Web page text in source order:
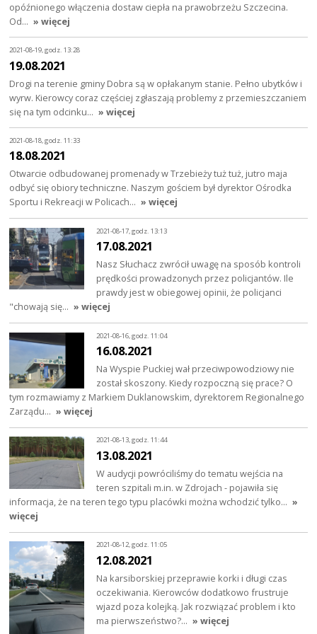
opóźnionego włączenia dostaw ciepła na prawobrzeżu Szczecina.
Od… » więcej
2021-08-19, godz. 13:28
19.08.2021
Drogi na terenie gminy Dobra są w opłakanym stanie. Pełno ubytków i
wyrw. Kierowcy coraz częściej zgłaszają problemy z przemieszczaniem
się na tym odcinku… » więcej
2021-08-18, godz. 11:33
18.08.2021
Otwarcie odbudowanej promenady w Trzebieży tuż tuż, jutro maja
odbyć się obiory techniczne. Naszym gościem był dyrektor Ośrodka
Sportu i Rekreacji w Policach… » więcej
2021-08-17, godz. 13:13
17.08.2021
Nasz Słuchacz zwrócił uwagę na sposób kontroli
prędkości prowadzonych przez policjantów. Ile
prawdy jest w obiegowej opinii, że policjanci
"chowają się… » więcej
2021-08-16, godz. 11:04
16.08.2021
Na Wyspie Puckiej wał przeciwpowodziowy nie
został skoszony. Kiedy rozpoczną się prace? O
tym rozmawiamy z Markiem Duklanowskim, dyrektorem Regionalnego
Zarządu… » więcej
2021-08-13, godz. 11:44
13.08.2021
W audycji powróciliśmy do tematu wejścia na
teren szpitali m.in. w Zdrojach - pojawiła się
informacja, że na teren tego typu placówki można wchodzić tylko… »
więcej
2021-08-12, godz. 11:05
12.08.2021
Na karsiborskiej przeprawie korki i długi czas
oczekiwania. Kierowców dodatkowo frustruje
wjazd poza kolejką. Jak rozwiązać problem i kto
ma pierwszeństwo?… » więcej